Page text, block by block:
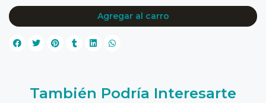
Agregar al carro
También Podría Interesarte